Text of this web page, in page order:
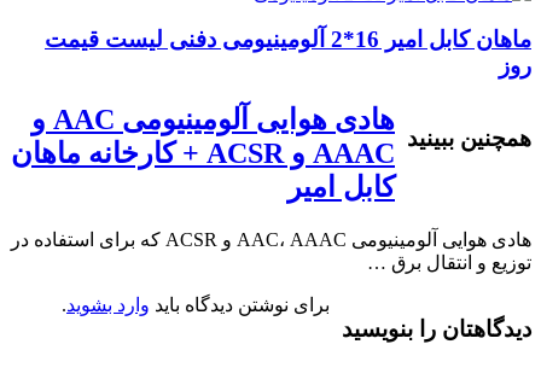
ماهان کابل امیر 16*2 آلومینیومی دفنی لیست قیمت
روز
همچنین ببینید
هادی هوایی آلومینیومی AAC و
AAAC و ACSR + کارخانه ماهان
کابل امیر
هادی هوایی آلومینیومی AAC، AAAC و ACSR که برای استفاده در
توزیع و انتقال برق …
دیدگاهتان را بنویسید
برای نوشتن دیدگاه باید وارد بشوید.